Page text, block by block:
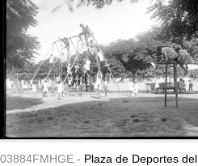
03884FMHGE - Plaza de Deportes del